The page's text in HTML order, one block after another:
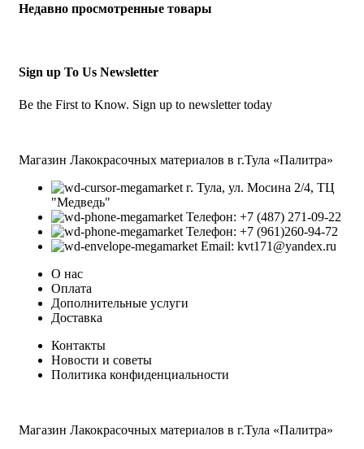
Недавно просмотренные товары
Sign up To Us Newsletter
Be the First to Know. Sign up to newsletter today
Магазин Лакокрасочных материалов в г.Тула «Палитра»
г. Тула, ул. Мосина 2/4, ТЦ
"Медведь"
Телефон: +7 (487) 271-09-22
Телефон: +7 (961)260-94-72
Email: kvt171@yandex.ru
О нас
Оплата
Дополнительные услуги
Доставка
Контакты
Новости и советы
Политика конфиденциальности
Магазин Лакокрасочных материалов в г.Тула «Палитра»